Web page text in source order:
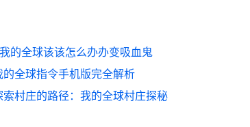
的全球该该怎么办办变吸血鬼
的全球指令手机版完全解析
村庄的路径：我的全球村庄探秘